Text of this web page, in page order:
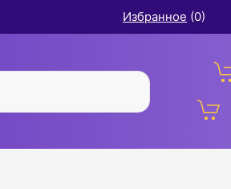
Избранное (0)